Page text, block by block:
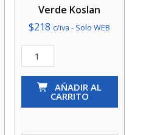
Verde Koslan
$218 c/iva - Solo WEB
Microaspersor
Jet
Antelco
AÑADIR AL
CARRITO